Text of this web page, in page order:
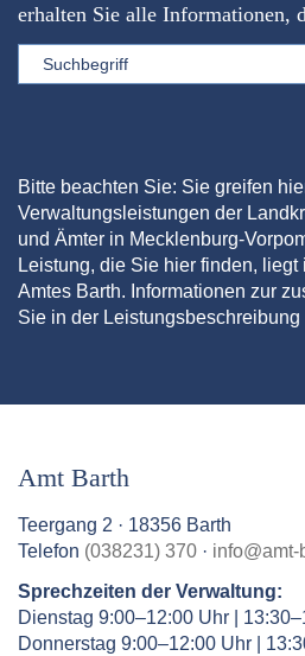
erhalten Sie alle Informationen,
Sword
Bitte beachten Sie: Sie greifen
Verwaltungsleistungen der
und Ämter in Mecklenburg-
Leistung, die Sie hier finden,
Amtes Barth. Informationen zur
Sie in der
Amt Barth
Teergang 2 · 18356 Barth
Telefon (038231) 370 · info@amt-
Sprechzeiten der Verwaltung:
Dienstag 9:00–12:00 Uhr |
Donnerstag 9:00–12:00 Uhr |